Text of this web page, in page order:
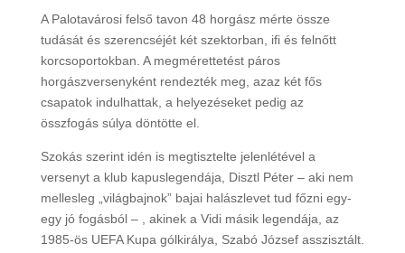
A Palotavárosi felső tavon 48 horgász mérte össze
tudását és szerencséjét két szektorban, ifi és felnőtt
korcsoportokban. A megmérettetést páros
horgászversenyként rendezték meg, azaz két fős
csapatok indulhattak, a helyezéseket pedig az
összfogás súlya döntötte el.
Szokás szerint idén is megtisztelte jelenlétével a
versenyt a klub kapuslegendája, Disztl Péter – aki nem
mellesleg „világbajnok” bajai halászlevet tud főzni egy-
egy jó fogásból – , akinek a Vidi másik legendája, az
1985-ös UEFA Kupa gólkirálya, Szabó József asszisztált.